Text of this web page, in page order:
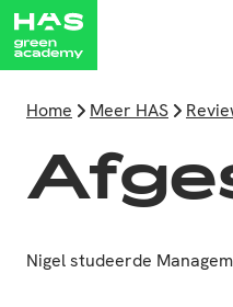
Home Meer HAS
Nigel studeerde